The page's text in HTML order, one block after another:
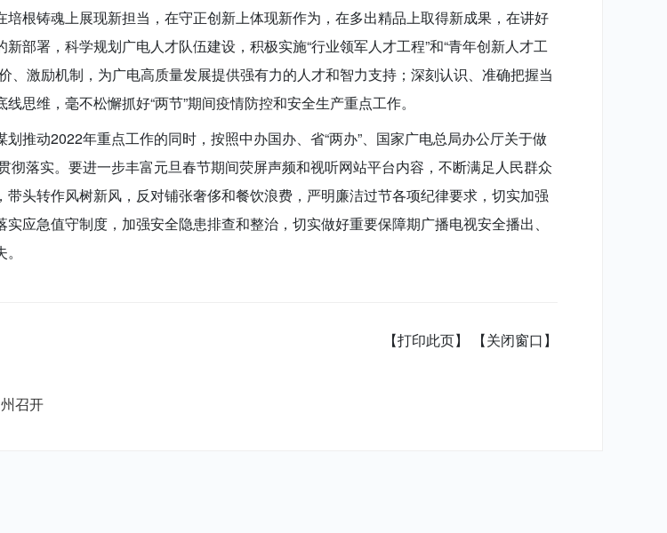
根铸魂上展现新担当，在守正创新上体现新作为，在多出精品上取得新成果，在讲好
部署，科学规划广电人才队伍建设，积极实施“行业领军人才工程”和“青年创新人才工
激励机制，为广电高质量发展提供强有力的人才和智力支持；深刻认识、准确把握当
思维，毫不松懈抓好“两节”期间疫情防控和安全生产重点工作。
推动2022年重点工作的同时，按照中办国办、省“两办”、国家广电总局办公厅关于做
落实。要进一步丰富元旦春节期间荧屏声频和视听网站平台内容，不断满足人民群众
头转作风树新风，反对铺张奢侈和餐饮浪费，严明廉洁过节各项纪律要求，切实加强
应急值守制度，加强安全隐患排查和整治，切实做好重要保障期广播电视安全播出、
【打印此页】
【关闭窗口】
召开